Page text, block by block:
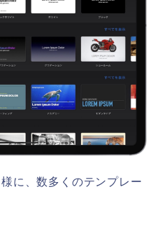
に、数多くのテンプレー